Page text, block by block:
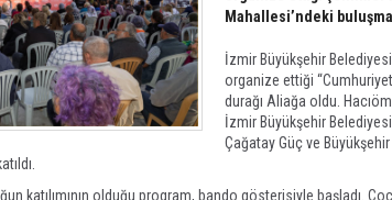
Mahallesi’ndeki
İzmir Büyükşehir
organize ettiği
durağı Aliağa oldu.
İzmir Büyükşehir Belediyesi
Çağatay Güç ve
katılımının olduğu program, bando gösterisiyle başladı.